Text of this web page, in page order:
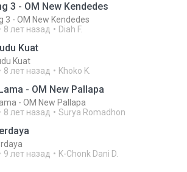
3 - OM New Kendedes
3 - OM New Kendedes
8 лет назад Diah F.
Kuat
Kuat
8 лет назад Khoko K.
- OM New Pallapa
- OM New Pallapa
8 лет назад Surya Romadhon
9 лет назад K-Chonk Dani D.